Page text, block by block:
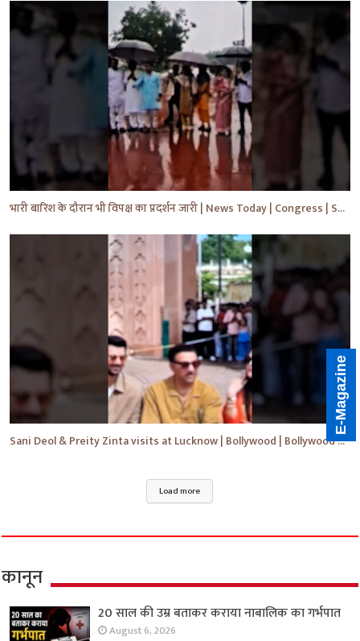
भारी बारिश के दौरान भी विपक्ष का प्रदर्शन जारी | News Today | Congress | Samajwadi | #shorts #yt
Sani Deol & Preity Zinta visits at Lucknow | Bollywood | Bollywood News | #bollywood #shorts #yt
Load more
कानून
20 साल की उम्र बताकर कराया नाबालिक का गर्भपात
August 6, 2026
E-Magazine